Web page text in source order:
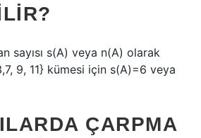
sayısı s(A) veya n(A) olarak
9, 11} kümesi için s(A)=6 veya
ÇARPMA